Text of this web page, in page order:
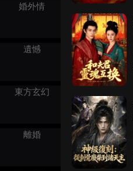
婚外情
遺憾
東方玄幻
離婚